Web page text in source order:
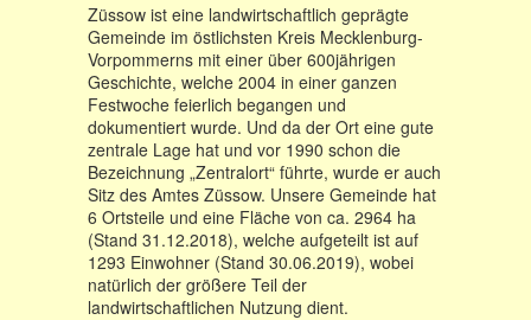
Züssow ist eine landwirtschaftlich geprägte
Gemeinde im östlichsten Kreis Mecklenburg-
Vorpommerns mit einer über 600jährigen
Geschichte, welche 2004 in einer ganzen
Festwoche feierlich begangen und
dokumentiert wurde. Und da der Ort eine gute
zentrale Lage hat und vor 1990 schon die
Bezeichnung „Zentralort“ führte, wurde er auch
Sitz des Amtes Züssow. Unsere Gemeinde hat
6 Ortsteile und eine Fläche von ca. 2964 ha
(Stand 31.12.2018), welche aufgeteilt ist auf
1293 Einwohner (Stand 30.06.2019), wobei
natürlich der größere Teil der
landwirtschaftlichen Nutzung dient.